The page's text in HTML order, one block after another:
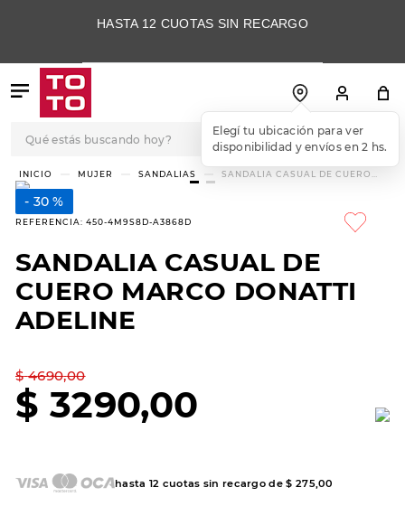
HASTA 12 CUOTAS SIN RECARGO
Elegí tu ubicación para ver
disponibilidad y envíos en 2 hs.
MUJER SANDALIAS
SANDALIA CASUAL DE CUERO
30 %
REFERENCIA: 450-4M9S8D-A3868D
SANDALIA CASUAL DE
CUERO MARCO DONATTI
ADELINE
$ 4690,00
$ 3290,00
hasta 12 cuotas sin recargo de$ 275,00
TÉRMINOS MÁS
BUSCADOS
3.
skechers slip-ins